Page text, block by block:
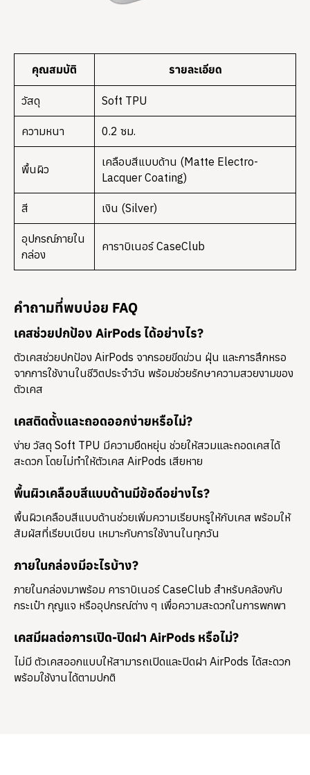
คุณสมบัติ รายละเอียด
วัสดุ Soft TPU
ความหนา 0.2 ซม.
พื้นผิว
เคลือบสีแบบด้าน (Matte Electro-
Lacquer Coating)
สี เงิน (Silver)
อุปกรณ์ภายใน
กล่อง
คาราบิเนอร์ CaseClub
คำถามที่พบบ่อย FAQ
เคสช่วยปกป้อง AirPods ได้อย่างไร?
ตัวเคสช่วยปกป้อง AirPods จากรอยขีดข่วน ฝุ่น และการสึกหรอ
จากการใช้งานในชีวิตประจำวัน พร้อมช่วยรักษาความสวยงามของ
ตัวเคส
เคสติดตั้งและถอดออกง่ายหรือไม่?
ง่าย วัสดุ Soft TPU มีความยืดหยุ่น ช่วยให้สวมและถอดเคสได้
สะดวก โดยไม่ทำให้ตัวเคส AirPods เสียหาย
พื้นผิวเคลือบสีแบบด้านมีข้อดีอย่างไร?
พื้นผิวเคลือบสีแบบด้านช่วยเพิ่มความเรียบหรูให้กับเคส พร้อมให้
สัมผัสที่เรียบเนียน เหมาะกับการใช้งานในทุกวัน
ภายในกล่องมีอะไรบ้าง?
ภายในกล่องมาพร้อม คาราบิเนอร์ CaseClub สำหรับคล้องกับ
กระเป๋า กุญแจ หรืออุปกรณ์ต่าง ๆ เพื่อความสะดวกในการพกพา
เคสมีผลต่อการเปิด-ปิดฝา AirPods หรือไม่?
ไม่มี ตัวเคสออกแบบให้สามารถเปิดและปิดฝา AirPods ได้สะดวก
พร้อมใช้งานได้ตามปกติ